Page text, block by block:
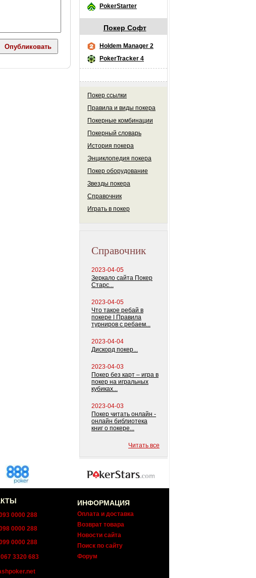
PokerStarter
Покер Софт
Holdem Manager 2
PokerTracker 4
Покер ссылки
Правила и виды покера
Покерные комбинации
Покерный словарь
История покера
Энциклопедия покера
Покер оборудование
Звезды покера
Справочник
Играть в покер
Справочник
2023-04-05
Зеркало сайта Покер
Старс...
2023-04-05
Что такое ребай в
покере | Правила
турниров с ребаем...
2023-04-04
Дискорд покер...
2023-04-03
Покер без карт – игра в
покер на игральных
кубиках...
2023-04-03
Покер читать онлайн -
онлайн библиотека
книг о покере...
Читать все
0000 288
0000 288
0000 288
3320 683
ИНФОРМАЦИЯ
Оплата и доставка
Возврат товара
Новости сайта
Поиск по сайту
Форум